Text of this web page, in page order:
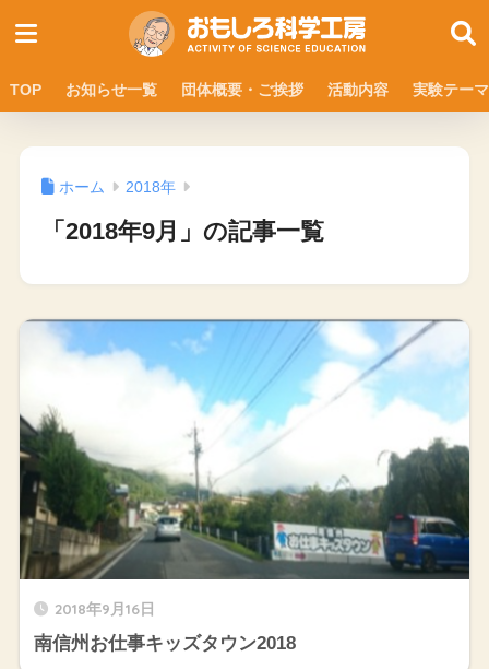
TOP お知らせ一覧 団体概要・ご挨拶 活動内容 実験テーマ
ホーム 2018年
「2018年9月」の記事一覧
2018年9月16日
南信州お仕事キッズタウン2018